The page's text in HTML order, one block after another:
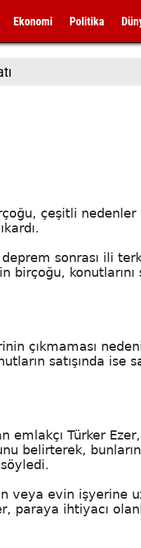
Ekonomi Politika
çeşitli nedenler
sonrası ili
çıkmaması
satışında
emlakçı Türker
belirterek,
evin işyerine
paraya ihtiyacı